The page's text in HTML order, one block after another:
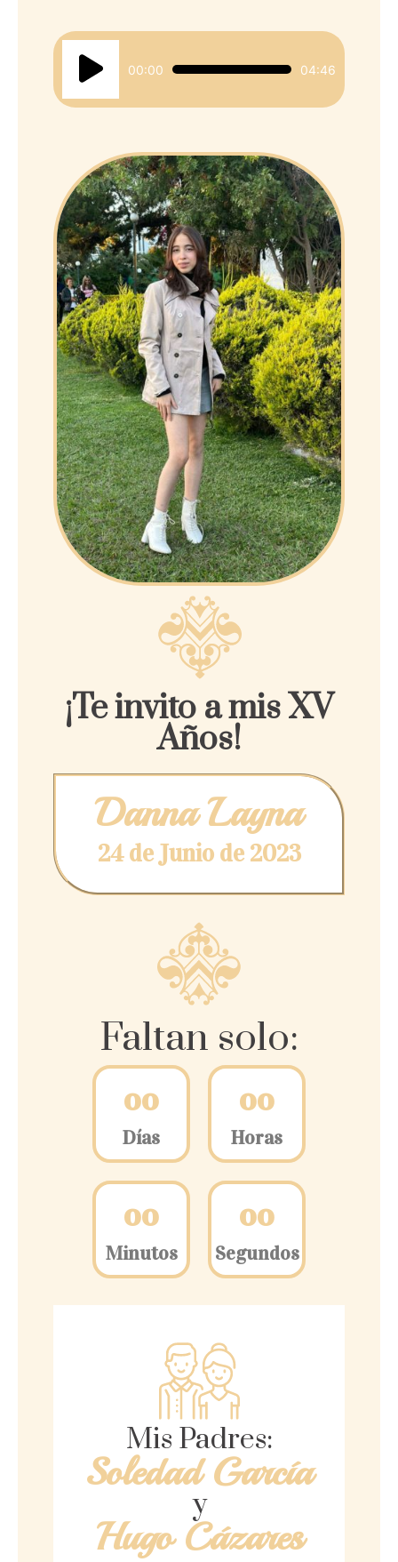
Reproductor
00:00 04:46
¡Te invito a mis XV
Años!
Danna Layna
24 de Junio de 2023
Faltan solo:
00
Días
00
Horas
00
Minutos
00
Segundos
Mis Padres:
Soledad García
y
Hugo Cázares